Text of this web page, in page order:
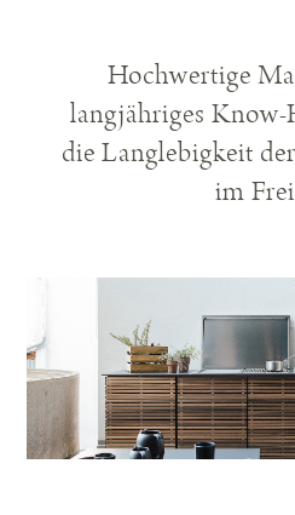
Hochwertige
langjähriges
die Langlebigkeit
im